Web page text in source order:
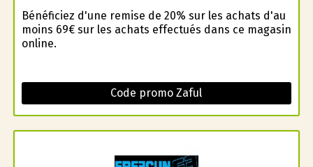
Bénéficiez d'une remise de 20% sur les achats d'au
moins 69€ sur les achats effectués dans ce magasin
online.
Code promo Zaful